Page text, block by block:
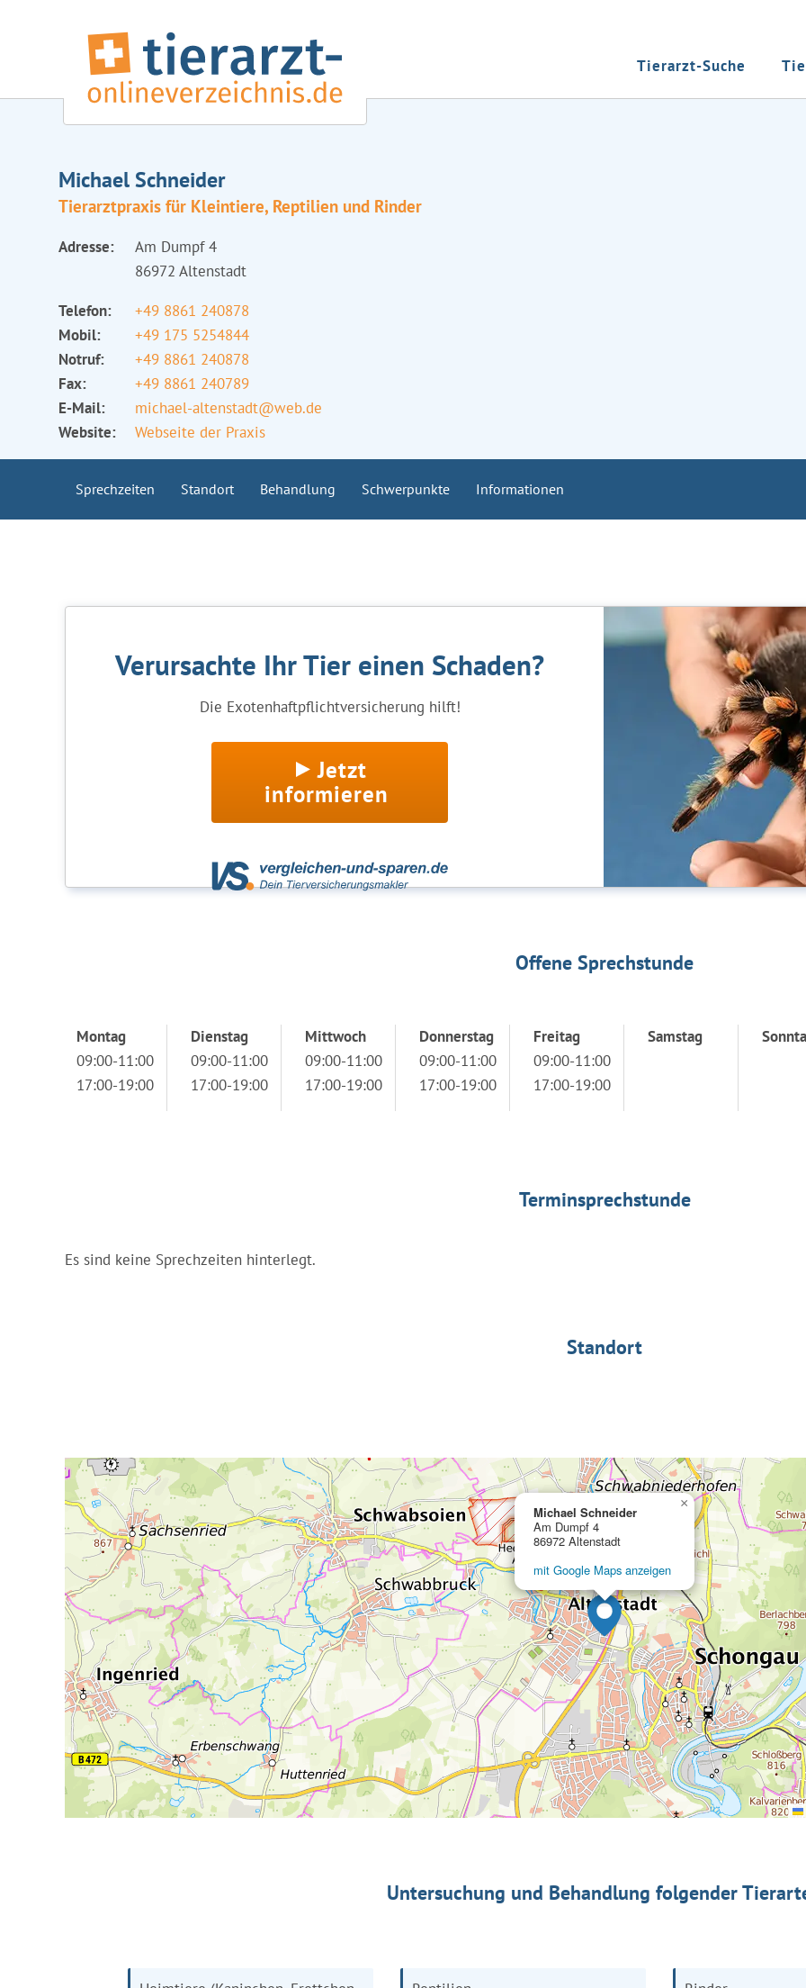
Tierarzt-Suche
Michael Schneider
Tierarztpraxis für Kleintiere, Reptilien und Rinder
Adresse:
Am Dumpf 4
86972 Altenstadt
Telefon:
+49 8861 240878
Mobil:
+49 175 5254844
Notruf:
+49 8861 240878
Fax:
+49 8861 240789
E-Mail:
michael-altenstadt@web.de
Website:
Webseite der Praxis
Sprechzeiten Standort Behandlung Schwerpunkte Informationen
Verursachte Ihr Tier einen Schaden?
Die Exotenhaftpflichtversicherung hilft!
Jetzt
informieren
Offene Sprechstunde
Montag
09:00-11:00
17:00-19:00
Dienstag
09:00-11:00
17:00-19:00
Mittwoch
09:00-11:00
17:00-19:00
Donnerstag
09:00-11:00
17:00-19:00
Freitag
09:00-11:00
17:00-19:00
Samstag
Terminsprechstunde
Es sind keine Sprechzeiten hinterlegt.
Standort
Michael Schneider
Am Dumpf 4
86972 Altenstadt
mit Google Maps anzeigen
×
Untersuchung und Behandlung folgender